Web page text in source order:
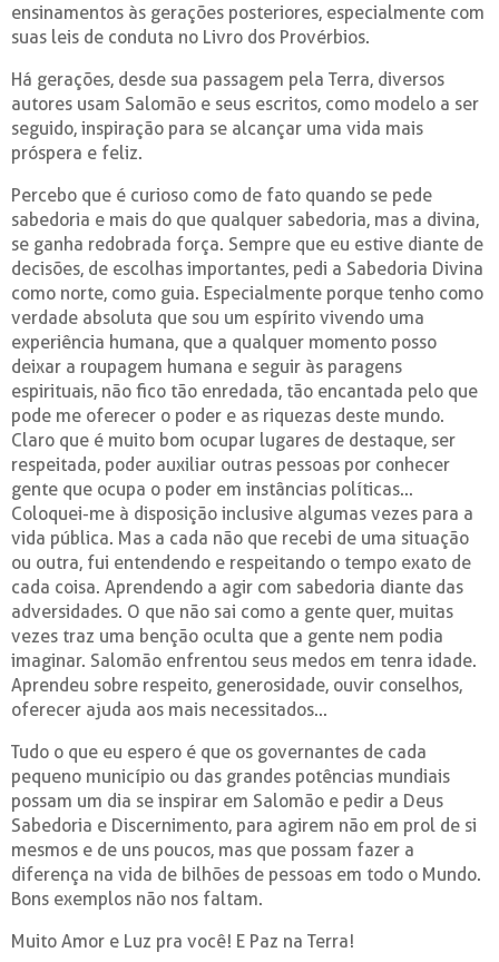
ensinamentos às gerações posteriores, especialmente com
suas leis de conduta no Livro dos Provérbios.
Há gerações, desde sua passagem pela Terra, diversos
autores usam Salomão e seus escritos, como modelo a ser
seguido, inspiração para se alcançar uma vida mais
próspera e feliz.
Percebo que é curioso como de fato quando se pede
sabedoria e mais do que qualquer sabedoria, mas a divina,
se ganha redobrada força. Sempre que eu estive diante de
decisões, de escolhas importantes, pedi a Sabedoria Divina
como norte, como guia. Especialmente porque tenho como
verdade absoluta que sou um espírito vivendo uma
experiência humana, que a qualquer momento posso
deixar a roupagem humana e seguir às paragens
espirituais, não fico tão enredada, tão encantada pelo que
pode me oferecer o poder e as riquezas deste mundo.
Claro que é muito bom ocupar lugares de destaque, ser
respeitada, poder auxiliar outras pessoas por conhecer
gente que ocupa o poder em instâncias políticas...
Coloquei-me à disposição inclusive algumas vezes para a
vida pública. Mas a cada não que recebi de uma situação
ou outra, fui entendendo e respeitando o tempo exato de
cada coisa. Aprendendo a agir com sabedoria diante das
adversidades. O que não sai como a gente quer, muitas
vezes traz uma benção oculta que a gente nem podia
imaginar. Salomão enfrentou seus medos em tenra idade.
Aprendeu sobre respeito, generosidade, ouvir conselhos,
oferecer ajuda aos mais necessitados...
Tudo o que eu espero é que os governantes de cada
pequeno município ou das grandes potências mundiais
possam um dia se inspirar em Salomão e pedir a Deus
Sabedoria e Discernimento, para agirem não em prol de si
mesmos e de uns poucos, mas que possam fazer a
diferença na vida de bilhões de pessoas em todo o Mundo.
Bons exemplos não nos faltam.
Muito Amor e Luz pra você! E Paz na Terra!